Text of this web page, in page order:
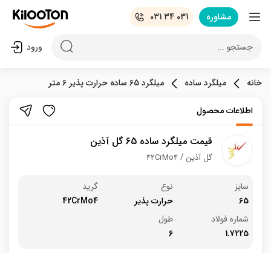
مشاوره 031 34 031
جستجو ... ورود
خانه میلگرد ساده میلگرد 65 ساده حرارت پذیر 6 متر
اطلاعات محصول
قیمت میلگرد ساده 65 گل آذین
42CrMo4 گل آذین
سایز
65
نوع
حرارت پذیر
گرید
42CrMo4
شماره فولاد
1.7225
طول
6